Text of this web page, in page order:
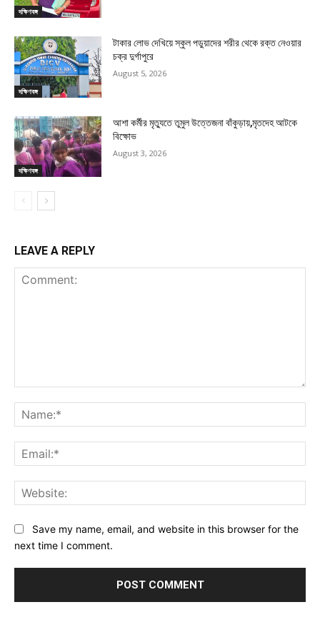
দক্ষিণবঙ্গ
দক্ষিণবঙ্গ
টাকার লোভ দেখিয়ে স্কুল পড়ুয়াদের শরীর থেকে রক্ত নেওয়ার
চক্র দুর্গাপুরে
August 5, 2026
দক্ষিণবঙ্গ
আশা কর্মীর মৃত্যুতে তুমুল উত্তেজনা বাঁকুড়ায়,মৃতদেহ আটকে
বিক্ষোভ
August 3, 2026
LEAVE A REPLY
Save my name, email, and website in this browser for the
next time I comment.